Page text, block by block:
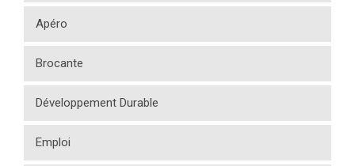
Apéro
Brocante
Développement Durable
Emploi